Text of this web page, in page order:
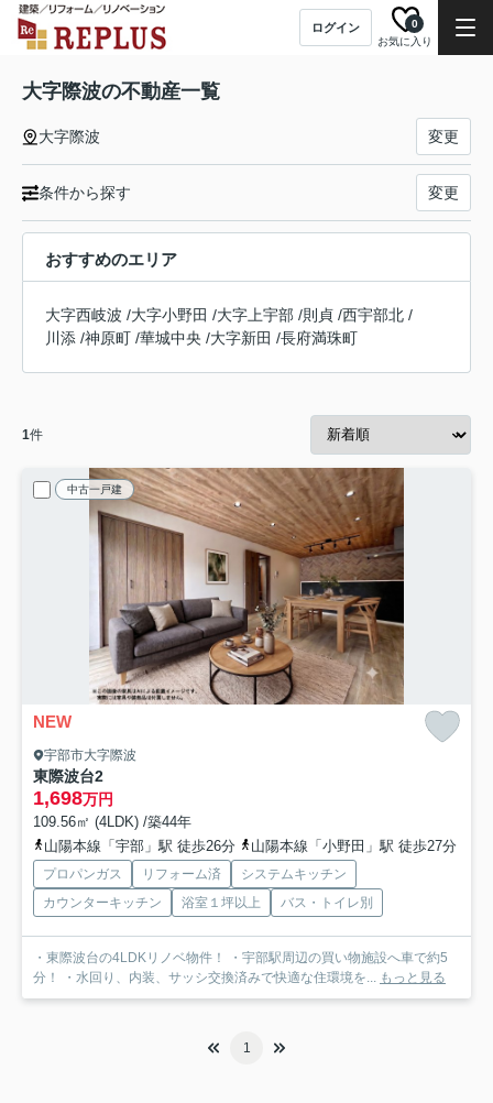
ログイン
お気に入り
0
大字際波の不動産一覧
大字際波 変更
条件から探す 変更
おすすめのエリア
大字西岐波 /大字小野田 /大字上宇部 /則貞 /西宇部北 /
川添 /神原町 /華城中央 /大字新田 /長府満珠町
1件
中古一戸建
NEW
宇部市大字際波
東際波台2
1,698万円
109.56㎡ (4LDK) /築44年
山陽本線「宇部」駅 徒歩26分
山陽本線「小野田」駅 徒歩27分
プロパンガス リフォーム済
システムキッチン
カウンターキッチン
浴室１坪以上 バス・トイレ別
・東際波台の4LDKリノベ物件！ ・宇部駅周辺の買い物施設へ車で約5
分！ ・水回り、内装、サッシ交換済みで快適な住環境を... もっと見る
1